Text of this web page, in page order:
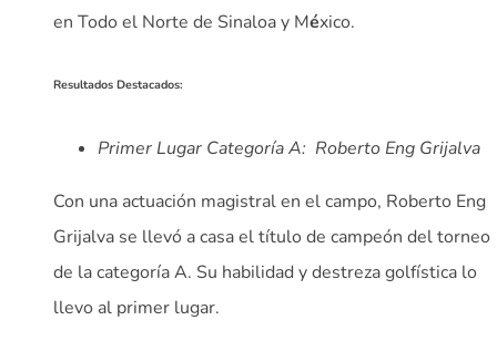
en Todo el Norte de Sinaloa y México.
Resultados Destacados:
Primer Lugar Categoría A: Roberto Eng Grijalva
Con una actuación magistral en el campo, Roberto Eng
Grijalva se llevó a casa el título de campeón del torneo
de la categoría A. Su habilidad y destreza golfística lo
llevo al primer lugar.